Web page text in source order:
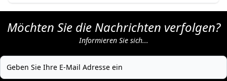
Möchten Sie die Nachrichten verfolgen?
Informieren Sie sich...